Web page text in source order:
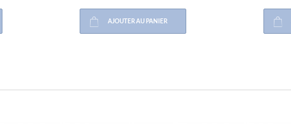
AJOUTER AU PANIER